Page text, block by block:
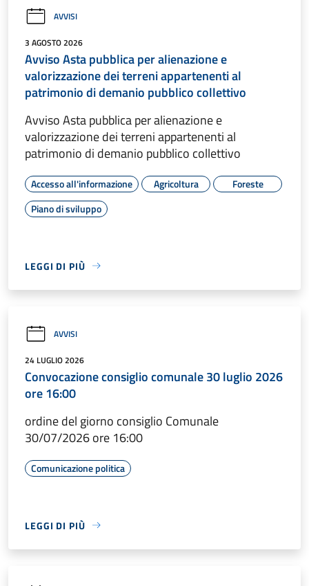
AVVISI
3 AGOSTO 2026
Avviso Asta pubblica per alienazione e
valorizzazione dei terreni appartenenti al
patrimonio di demanio pubblico collettivo
Avviso Asta pubblica per alienazione e
valorizzazione dei terreni appartenenti al
patrimonio di demanio pubblico collettivo
Accesso all'informazione Agricoltura
Foreste
Piano di sviluppo
LEGGI DI PIÙ
AVVISI
24 LUGLIO 2026
Convocazione consiglio comunale 30 luglio 2026
ore 16:00
ordine del giorno consiglio Comunale
30/07/2026 ore 16:00
Comunicazione politica
LEGGI DI PIÙ